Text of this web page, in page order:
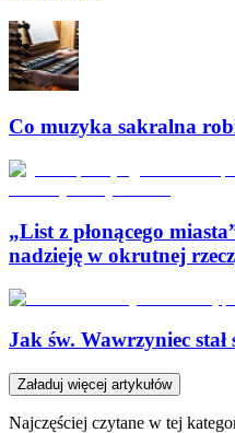
Co muzyka sakralna
„List z płonącego
nadzieję w okrutnej
Jak św. Wawrzyniec
Załaduj więcej artykułów
Najczęściej czytane w tej